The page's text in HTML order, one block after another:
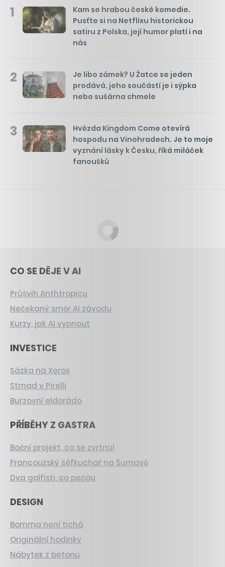
1
Kam se hrabou české komedie.
Pusťte si na Netflixu historickou
satiru z Polska, její humor platí i na
nás
2
Je libo zámek? U Žatce se jeden
prodává, jeho součástí je i sýpka
nebo sušárna chmele
3
Hvězda Kingdom Come otevírá
hospodu na Vinohradech. Je to moje
vyznání lásky k Česku, říká miláček
fanoušků
CO SE DĚJE V AI
Průšvih Anthtropicu
Nečekaný směr AI závodu
Kurzy, jak AI vypnout
INVESTICE
Sázka na Xerox
Strnad v Pirelli
Burzovní eldorádo
PŘÍBĚHY Z GASTRA
Boční projekt, co se zvrtnul
Francouzský šéfkuchař na Šumavě
Dva golfisti, co pečou
DESIGN
Bomma není tichá
Originální hodinky
Nábytek z betonu